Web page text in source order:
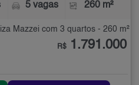
5 vagas 260 m²
Mazzei com 3 quartos - 260 m²
R$ 1.791.000